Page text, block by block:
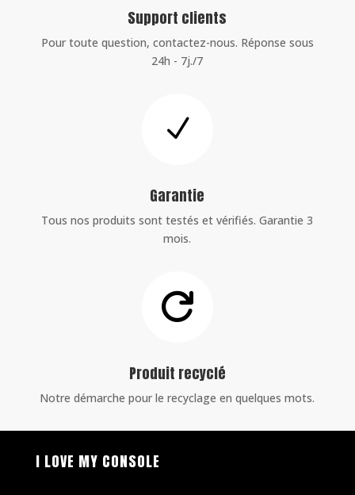
Support clients
Pour toute question, contactez-nous. Réponse sous
24h - 7j./7
N
Garantie
Tous nos produits sont testés et vérifiés. Garantie 3
mois.

Produit recyclé
Notre démarche pour le recyclage en quelques mots.
I LOVE MY CONSOLE